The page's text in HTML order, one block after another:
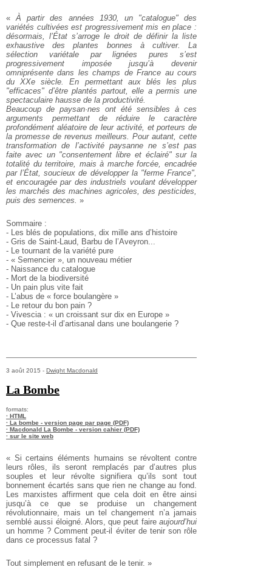
«À partir des années 1930, un "catalogue" des
variétés cultivées est progressivement mis en place :
désormais, l’État s’arroge le droit de définir la liste
exhaustive des plantes bonnes à cultiver. La
sélection variétale par lignées pures s’est
progressivement imposée jusqu’à devenir
omniprésente dans les champs de France au cours
du XXe siècle.En permettant aux blés les plus
"efficaces" d’être plantés partout, elle a permis une
spectaculaire hausse de la productivité.
Beaucoup de paysan·nes ont été sensibles à ces
arguments permettant deréduire le caractère
profondément aléatoire de leur activité, etporteurs de
la promesse de revenus meilleurs. Pour autant, cette
transformation de l’activité paysanne ne s’est pas
faite avec un "consentement libre et éclairé" sur la
totalité du territoire, mais à marche forcée, encadrée
par l’État, soucieux de développer la "fermeFrance",
et encouragée par des industriels voulant développer
les marchés des machines agricoles, des pesticides,
puis des semences. »
Sommaire :
- Les blés de populations, dix mille ans d’histoire
- Gris de Saint-Laud, Barbu de l’Aveyron...
- Le tournant de la variété pure
- « Semencier », un nouveau métier
- Naissance du catalogue
- Mort de la biodiversité
- Un pain plus vite fait
- L’abus de « force boulangère »
- Le retour du bon pain ?
- Vivescia : « un croissant sur dix en Europe »
- Que reste-t-il d’artisanal dans une boulangerie ?
3 août 2015 - Dwight Macdonald
La Bombe
formats:
· HTML
· La bombe - version page par page (PDF)
· Macdonald La Bombe - version cahier (PDF)
· sur le site web
« Si certains éléments humains se révoltent contre
leurs rôles, ils seront remplacés par d’autres plus
souples et leur révolte signifiera qu’ils sont tout
bonnement écartés sans que rien ne change au fond.
Les marxistes affirment que cela doit en être ainsi
jusqu’à ce que se produise un changement
révolutionnaire, mais un tel changement n’a jamais
semblé aussi éloigné. Alors, que peut faire aujourd’hui
un homme ? Comment peut-il éviter de tenir son rôle
dans ce processus fatal ?
Tout simplement en refusant de le tenir. »